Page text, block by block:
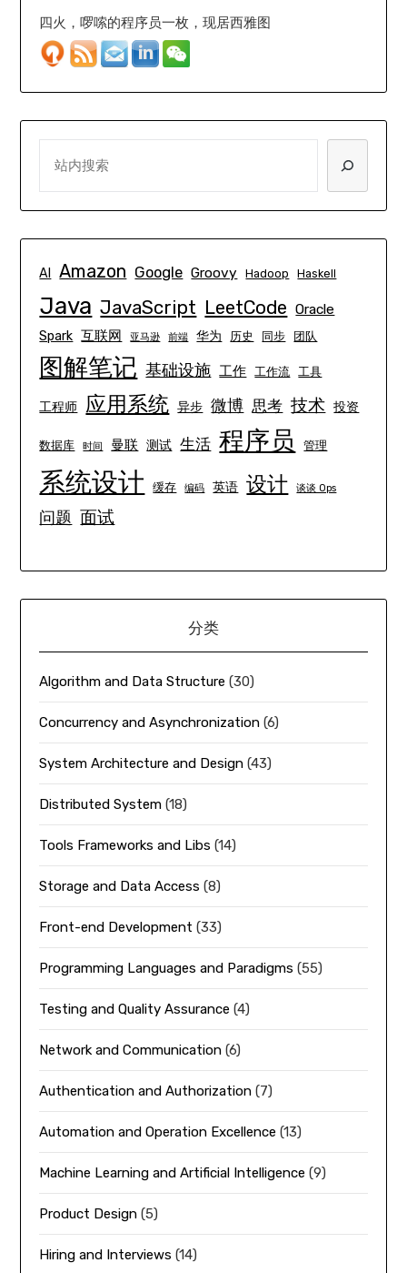
四火，啰嗦的程序员一枚，现居西雅图
AI Amazon Google Groovy Hadoop Haskell
Java JavaScript LeetCode Oracle
Spark 互联网 亚马逊 前端 华为 历史 同步 团队
图解笔记 基础设施 工作 工作流 工具
工程师 应用系统 异步 微博 思考 技术 投资
数据库 时间 曼联 测试 生活 程序员 管理
系统设计 缓存 编码 英语 设计 谈谈 Ops
问题 面试
分类
Algorithm and Data Structure (30)
Concurrency and Asynchronization (6)
System Architecture and Design (43)
Distributed System (18)
Tools Frameworks and Libs (14)
Storage and Data Access (8)
Front-end Development (33)
Programming Languages and Paradigms (55)
Testing and Quality Assurance (4)
Network and Communication (6)
Authentication and Authorization (7)
Automation and Operation Excellence (13)
Machine Learning and Artificial Intelligence (9)
Product Design (5)
Hiring and Interviews (14)